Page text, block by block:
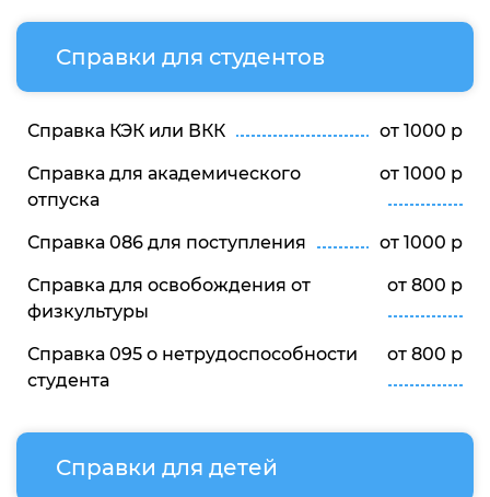
Справки для студентов
Справка КЭК или ВКК от 1000 р
Справка для академического
отпуска
от 1000 р
Справка 086 для поступления от 1000 р
Справка для освобождения от
физкультуры
от 800 р
Справка 095 о нетрудоспособности
студента
от 800 р
Справки для детей